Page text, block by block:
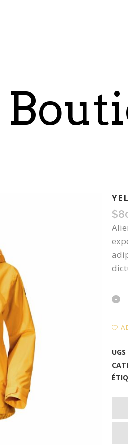
$
UGS